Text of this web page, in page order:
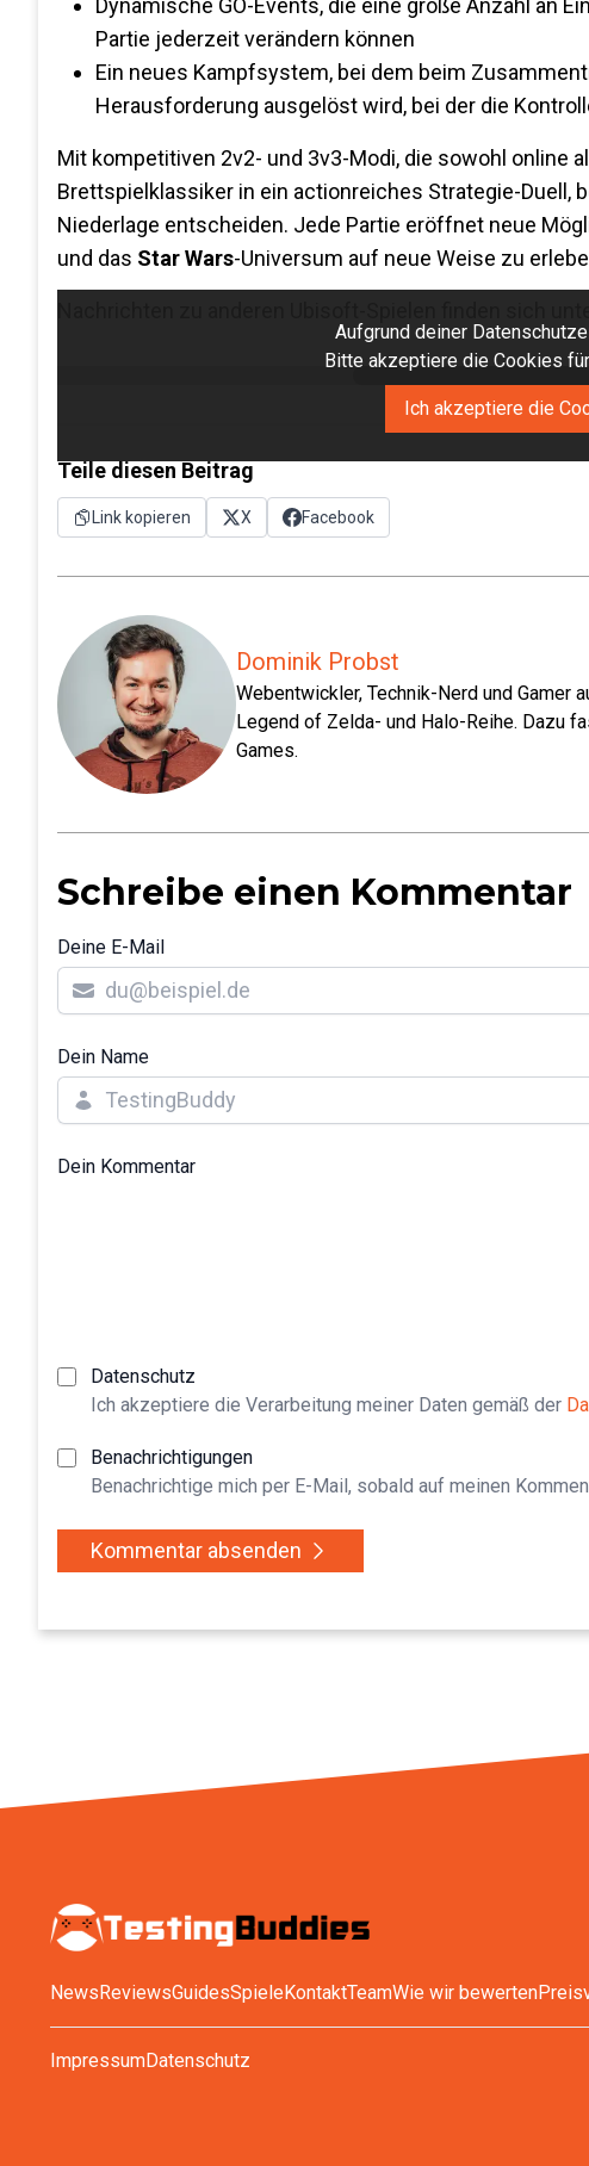
Dynamische GO-Events, die eine große Anzahl an
Partie jederzeit verändern können
Ein neues Kampfsystem, bei dem beim
Herausforderung ausgelöst wird, bei der die
Mit kompetitiven 2v2- und 3v3-Modi, die sowohl online
Brettspielklassiker in ein actionreiches Strategie-Duell,
Niederlage entscheiden. Jede Partie eröffnet neue
und das Star Wars-Universum auf neue Weise zu
Aufgrund deiner
Bitte akzeptiere die Cookies
Ich akzeptiere die
Teile diesen Beitrag
Link kopieren X Facebook
Dominik Probst
Webentwickler, Technik-Nerd und
Legend of Zelda- und Halo-Reihe. Dazu
Games.
Schreibe einen Kommentar
Deine E-Mail
Dein Name
Dein Kommentar
Datenschutz
Ich akzeptiere die Verarbeitung meiner Daten gemäß der
Benachrichtigungen
Benachrichtige mich per E-Mail, sobald auf meinen
Kommentar absenden
News ReviewsGuidesSpieleKontaktTeamWie wir bewerten
ImpressumDatenschutz